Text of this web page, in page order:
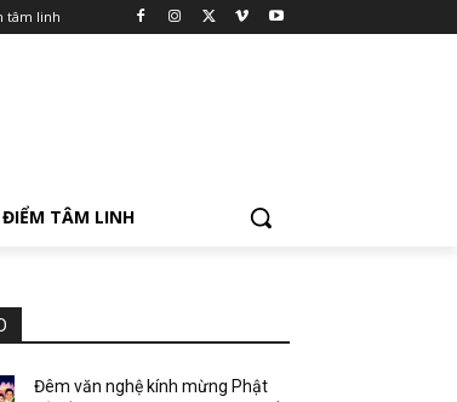
tâm linh
TÂM LINH
Đêm văn nghệ kính mừng Phật